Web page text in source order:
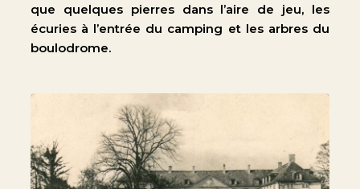
que quelques pierres dans l’aire de jeu, les
écuries à l’entrée du camping et les arbres du
boulodrome.